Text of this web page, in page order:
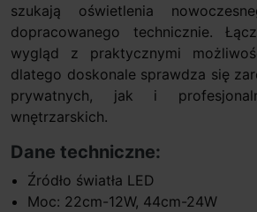
szukają oświetlenia
dopracowanego technicznie.
wygląd z praktycznymi
dlatego doskonale sprawdza się
prywatnych, jak i
wnętrzarskich.
Dane techniczne:
Źródło światła LED
Moc: 22cm-12W, 44cm-24W